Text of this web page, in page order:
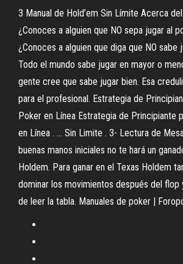
3 Manual de Hold’em Sin Límite Acerca del
¿Conoces a alguien que NO sepa jugar al
¿Conoces a alguien que diga que NO sabe
Todo el mundo sabe jugar en mayor o
gente cree que sabe jugar bien. Esa
para el profesional. Estrategia de
Poker en Línea Estrategia de Principiante
en Línea . ... Sin Limite . 3- Lectura de
buenas manos iniciales no te hará un
Holdem. Para ganar en el Texas Holdem
dominar los movimientos después del flop
de leer la tabla. Manuales de poker |